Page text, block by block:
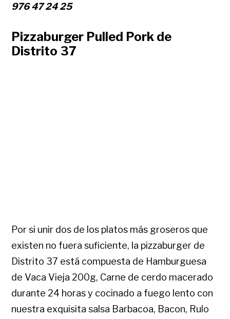
976 47 24 25
Pizzaburger Pulled Pork de
Distrito 37
Por si unir dos de los platos más groseros que
existen no fuera suficiente, la pizzaburger de
Distrito 37 está compuesta de Hamburguesa
de Vaca Vieja 200g, Carne de cerdo macerado
durante 24 horas y cocinado a fuego lento con
nuestra exquisita salsa Barbacoa, Bacon, Rulo